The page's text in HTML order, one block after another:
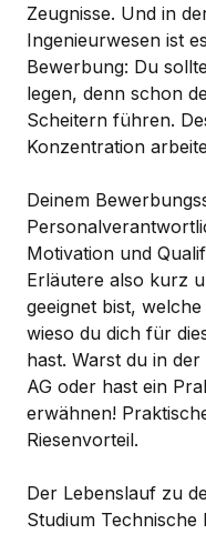
Zeugnisse. Und in
Ingenieurwesen ist
Bewerbung: Du
legen, denn schon
Scheitern führen.
Konzentration
Deinem
Motivation und
Erläutere also kurz
geeignet bist,
wieso du dich für
hast. Warst du in
AG oder hast ein
erwähnen!
Riesenvorteil.
Der Lebenslauf zu
Studium